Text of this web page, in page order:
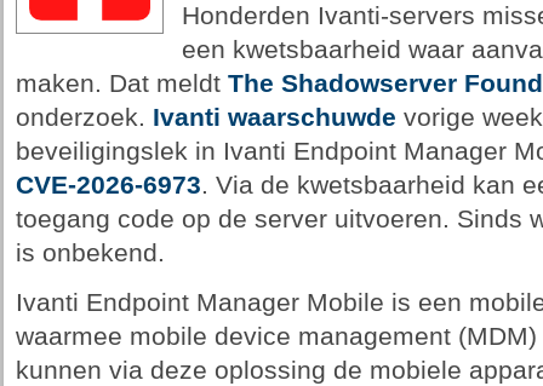
Honderden Ivanti-servers
een kwetsbaarheid waar
maken. Dat meldt The Shadowserver
onderzoek. Ivanti waarschuwde vorige
beveiligingslek in Ivanti Endpoint Manager
CVE-2026-6973. Via de kwetsbaarheid kan
toegang code op de server uitvoeren. Sinds
is onbekend.
Ivanti Endpoint Manager Mobile is een
waarmee mobile device management
kunnen via deze oplossing de mobiele